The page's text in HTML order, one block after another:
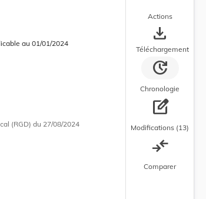
d’application
au 01/01/2024
(RGD)du 27/08/2024
Actions
save_alt
Téléchargement
update
Chronologie
edit_square
Modifications (13)
compare_arrows
Comparer